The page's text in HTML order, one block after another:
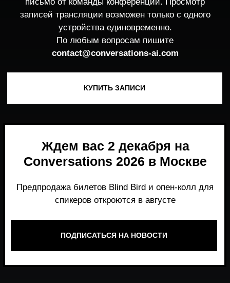
Ждем вас 2 декабря на
Conversations 2026 в Москве
ПОДПИСАТЬСЯ НА НОВОСТИ
Место, где можно получить честный,
работает и формирует рынок генеративного